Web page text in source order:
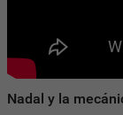
Nadal y la